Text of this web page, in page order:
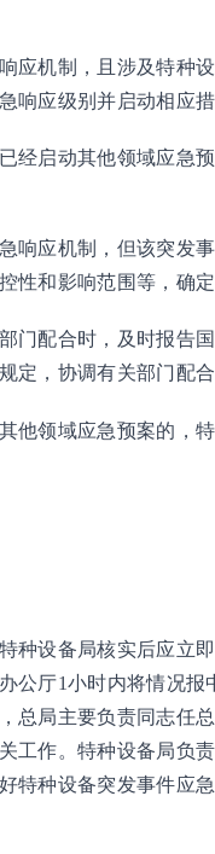
应机制，且涉及特种
响应级别并启动相应
经启动其他领域应急
响应机制，但该突发
性和影响范围等，确
门配合时，及时报告
定，协调有关部门配
他领域应急预案的，
种设备局核实后应立
公厅1小时内将情况
总局主要负责同志任
工作。特种设备局负
特种设备突发事件应